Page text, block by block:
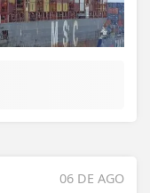
06 DE AGO